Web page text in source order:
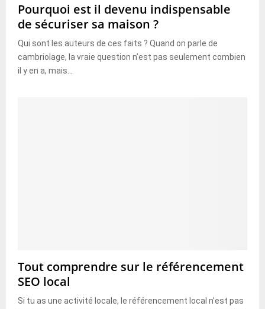
Pourquoi est il devenu indispensable
de sécuriser sa maison ?
Qui sont les auteurs de ces faits ? Quand on parle de
cambriolage, la vraie question n’est pas seulement combien
il y en a, mais...
Tout comprendre sur le référencement
SEO local
Si tu as une activité locale, le référencement local n’est pas